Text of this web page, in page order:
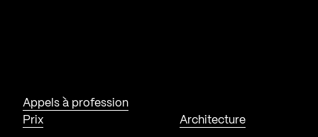
Appels à profession
Prix
Architecture